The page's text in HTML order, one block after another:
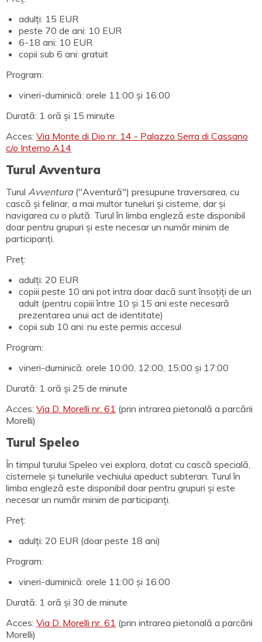
adulți: 15 EUR
peste 70 de ani: 10 EUR
6-18 ani: 10 EUR
copii sub 6 ani: gratuit
Program:
vineri-duminică: orele 11:00 și 16:00
Durată: 1 oră și 15 minute
Acces: Via Monte di Dio nr. 14 - Palazzo Serra di Cassano
c/o Interno A14
Turul Avventura
Turul Avventura("Aventură") presupune traversarea, cu
cască și felinar, a mai multor tuneluri și cisterne, dar și
navigarea cu o plută. Turul în limba engleză este disponibil
doar pentru grupuri și este necesar un număr minim de
participanți.
Preț:
adulți: 20 EUR
copiii peste 10 ani pot intra doar dacă sunt însoțiți de un
adult (pentru copiii între 10 și 15 ani este necesară
prezentarea unui act de identitate)
copii sub 10 ani: nu este permis accesul
Program:
vineri-duminică: orele 10:00, 12:00, 15:00 și 17:00
Durată: 1 oră și 25 de minute
Acces: Via D. Morelli nr. 61 (prin intrarea pietonală a parcării
Morelli)
Turul Speleo
În timpul turului Speleo vei explora, dotat cu cască specială,
cisternele și tunelurile vechiului apeduct subteran. Turul în
limba engleză este disponibil doar pentru grupuri și este
necesar un număr minim de participanți.
Preț:
adulți: 20 EUR (doar peste 18 ani)
Program:
vineri-duminică: orele 11:00 și 16:00
Durată: 1 oră și 30 de minute
Acces: Via D. Morelli nr. 61 (prin intrarea pietonală a parcării
Morelli)